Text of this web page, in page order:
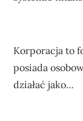
Korporacja to
posiada
działać jako…